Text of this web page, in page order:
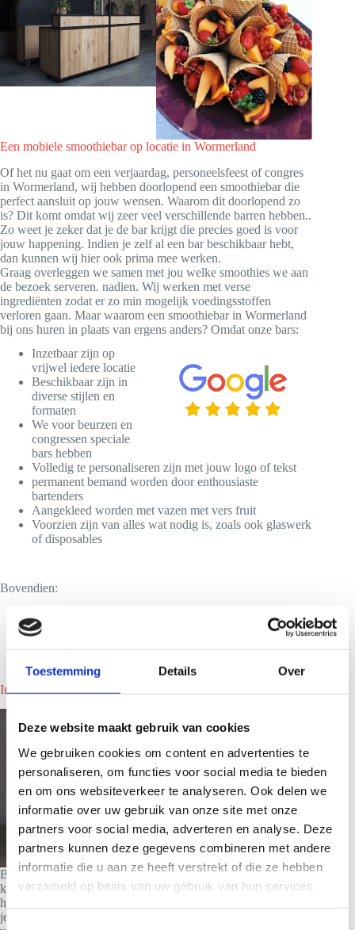
Toestemming Details Over
Deze website maakt gebruik van cookies
We gebruiken cookies om content en advertenties te
personaliseren, om functies voor social media te bieden
en om ons websiteverkeer te analyseren. Ook delen we
informatie over uw gebruik van onze site met onze
partners voor social media, adverteren en analyse. Deze
partners kunnen deze gegevens combineren met andere
informatie die u aan ze heeft verstrekt of die ze hebben
verzameld op basis van uw gebruik van hun services.
Een mobiele smoothiebar op locatie in Wormerland
Of het nu gaat om een verjaardag, personeelsfeest of congres
in Wormerland, wij hebben doorlopend een smoothiebar die
perfect aansluit op jouw wensen. Waarom dit doorlopend zo
is? Dit komt omdat wij zeer veel verschillende barren hebben..
Zo weet je zeker dat je de bar krijgt die precies goed is voor
jouw happening. Indien je zelf al een bar beschikbaar hebt,
dan kunnen wij hier ook prima mee werken.
Graag overleggen we samen met jou welke smoothies we aan
de bezoek serveren. nadien. Wij werken met verse
ingrediënten zodat er zo min mogelijk voedingsstoffen
verloren gaan. Maar waarom een smoothiebar in Wormerland
bij ons huren in plaats van ergens anders? Omdat onze bars:
Inzetbaar zijn op
vrijwel iedere locatie
Beschikbaar zijn in
diverse stijlen en
formaten
We voor beurzen en
congressen speciale
bars hebben
Volledig te personaliseren zijn met jouw logo of tekst
permanent bemand worden door enthousiaste
bartenders
Aangekleed worden met vazen met vers fruit
Voorzien zijn van alles wat nodig is, zoals ook glaswerk
of disposables
Bovendien:
Wij de scherpste huurtarieven hanteren>
Nou eenmaal de lekkerste smoothies maken>
In Wormerland direct een smoothiebar huren?
Ben je nieuwsgierig naar wat we voor jouw evenement
kunnen betekenen en wat het kost om een smoothiebar te
huren in Wormerland? Vraag dan een aanbod aan. Wij zenden
je dan binnen 24 uur een vrijblijvend voorstel op maat.We